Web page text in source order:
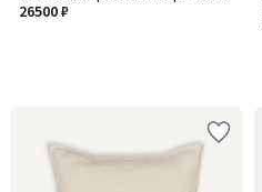
45х45 см.
26500 ₽